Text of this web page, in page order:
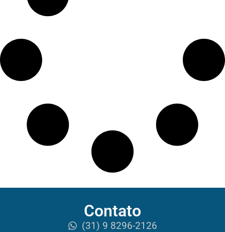
Contato
(31) 9 8296-2126